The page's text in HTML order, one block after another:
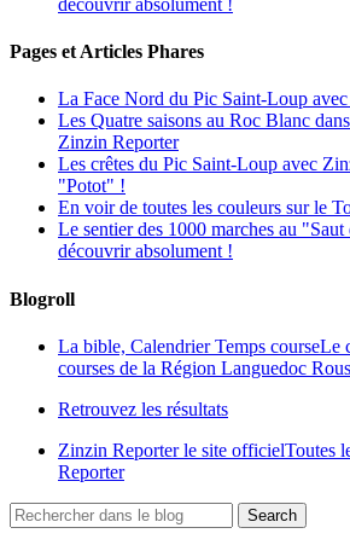
découvrir absolument !
Pages et Articles Phares
La Face Nord du Pic Saint-Loup
Les Quatre saisons au Roc Blanc
Zinzin Reporter
Les crêtes du Pic Saint-Loup avec
"Potot" !
En voir de toutes les couleurs sur le
Le sentier des 1000 marches au
découvrir absolument !
Blogroll
La bible, Calendrier Temps courseLe
courses de la Région Languedoc
Retrouvez les résultats
Zinzin Reporter le site officielToutes
Reporter